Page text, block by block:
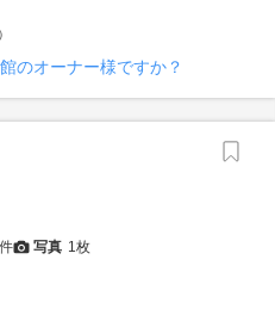
のオーナー様ですか？
写真 1枚